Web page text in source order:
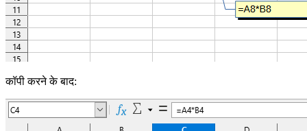
कॉपी करने के बाद: